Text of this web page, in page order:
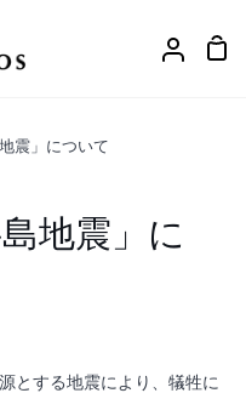
ア
カ
震」について
地震」に
とする地震により、犠牲に